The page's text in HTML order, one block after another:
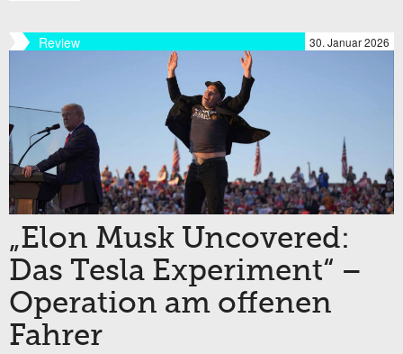
Review 30. Januar 2026
„Elon Musk Uncovered:
Das Tesla Experiment“ –
Operation am offenen
Fahrer